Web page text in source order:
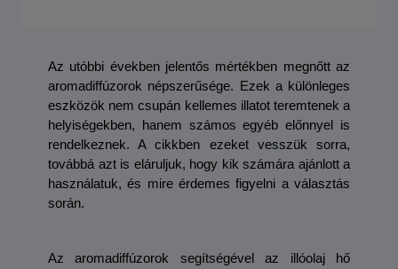
Az utóbbi években jelentős mértékben megnőtt az
aromadiffúzorok népszerűsége. Ezek a különleges
eszközök nem csupán kellemes illatot teremtenek a
helyiségekben, hanem számos egyéb előnnyel is
rendelkeznek. A cikkben ezeket vesszük sorra,
továbbá azt is eláruljuk, hogy kik számára ajánlott a
használatuk, és mire érdemes figyelni a választás
során.
Az aromadiffúzorok segítségével az illóolaj hő